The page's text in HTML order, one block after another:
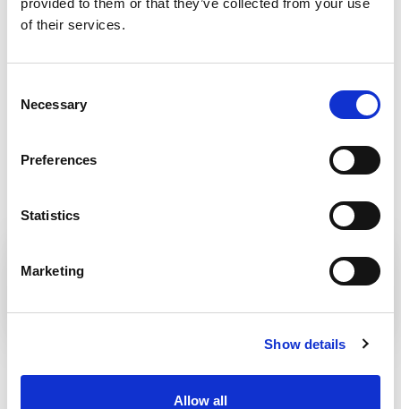
provided to them or that they’ve collected from your use
of their services.
Selection
Necessary
Preferences
Statistics
Marketing
Show details
Allow all
VIA FERRATA SKALKA
KREMNICA